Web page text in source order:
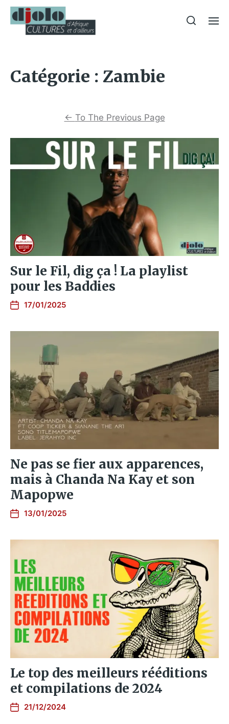
Catégorie : Zambie
← To The Previous Page
Sur le Fil, dig ça ! La playlist
pour les Baddies
17/01/2025
Ne pas se fier aux apparences,
mais à Chanda Na Kay et son
Mapopwe
13/01/2025
Le top des meilleurs rééditions
et compilations de 2024
21/12/2024